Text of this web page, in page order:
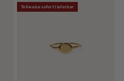
Teilweise sofort lieferbar